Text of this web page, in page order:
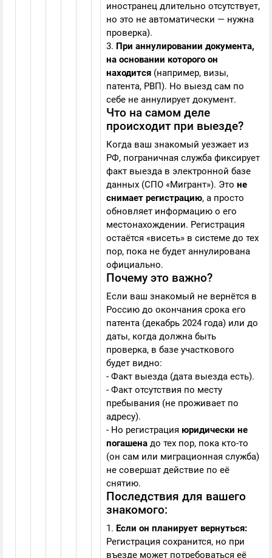
иностранец длительно отсутствует,
но это не автоматически — нужна
проверка).
3. При аннулировании документа,
на основании которого он
находится (например, визы,
патента, РВП). Но выезд сам по
себе не аннулирует документ.
Что на самом деле
происходит при выезде?
Когда ваш знакомый уезжает из
РФ, пограничная служба фиксирует
факт выезда в электронной базе
данных (СПО «Мигрант»). Это не
снимает регистрацию, а просто
обновляет информацию о его
местонахождении. Регистрация
остаётся «висеть» в системе до тех
пор, пока не будет аннулирована
официально.
Почему это важно?
Если ваш знакомый не вернётся в
Россию до окончания срока его
патента (декабрь 2024 года) или до
даты, когда должна быть
проверка, в базе участкового
будет видно:
- Факт выезда (дата выезда есть).
- Факт отсутствия по месту
пребывания (не проживает по
адресу).
- Но регистрация юридически не
погашена до тех пор, пока кто-то
(он сам или миграционная служба)
не совершат действие по её
снятию.
Последствия для вашего
знакомого:
1. Если он планирует вернуться:
Регистрация сохранится, но при
въезде может потребоваться её